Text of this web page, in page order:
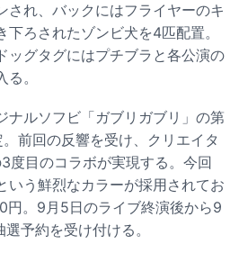
され、バックにはフライヤーのキ
ろされたゾンビ犬を4匹配置。
ッグタグにはプチブラと各公演の
。
ナルソフビ「ガブリガブリ」の第
前回の反響を受け、クリエイタ
度目のコラボが実現する。今回
いう鮮烈なカラーが採用されてお
円。9月5日のライブ終演後から9
予約を受け付ける。